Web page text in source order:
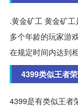
.黄金矿工 黄金矿
多个年龄的玩家游
在规定时间内达到
4399类似王者
4399是有类似王者